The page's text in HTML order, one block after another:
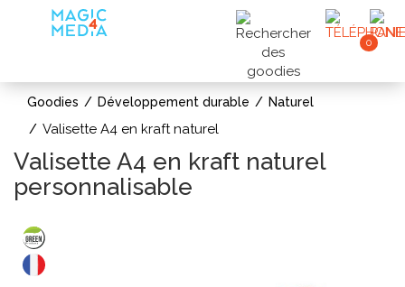
0
Goodies Développement durable Naturel
Valisette A4 en kraft naturel
Valisette A4 en kraft naturel
personnalisable